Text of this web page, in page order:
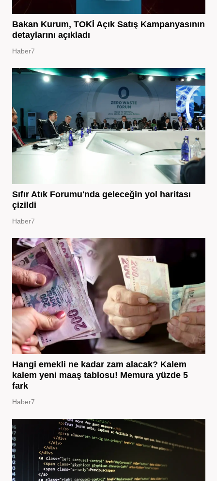
Bakan Kurum, TOKİ Açık Satış Kampanyasının
detaylarını açıkladı
Haber7
Sıfır Atık Forumu'nda geleceğin yol haritası
çizildi
Haber7
Hangi emekli ne kadar zam alacak? Kalem
kalem yeni maaş tablosu! Memura yüzde 5
fark
Haber7